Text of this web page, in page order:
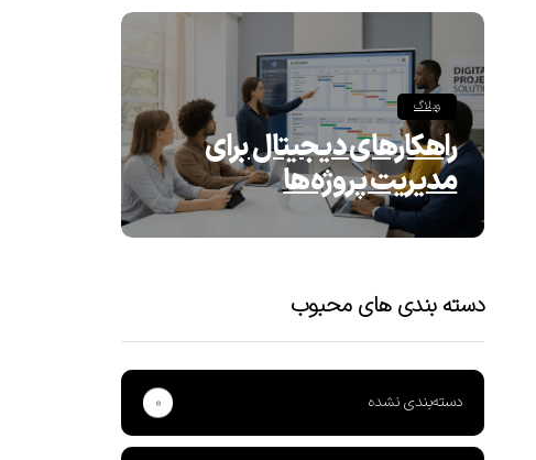
وبلاگ
راهکارهای دیجیتال برای
مدیریت پروژه‌ها
دسته بندی های محبوب
دسته‌بندی نشده ۰